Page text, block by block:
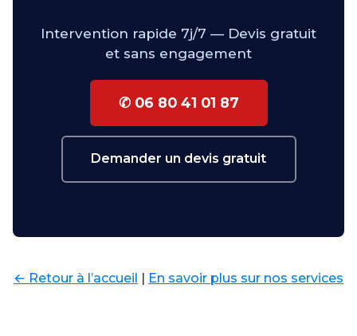
Intervention rapide 7j/7 — Devis gratuit
et sans engagement
✆ 06 80 41 01 87
Demander un devis gratuit
← Retour à l’accueil | En savoir plus sur nos services